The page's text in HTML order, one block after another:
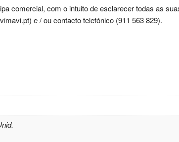
comercial, com o intuito de esclarecer todas as
e / ou contacto telefónico (911 563 829).